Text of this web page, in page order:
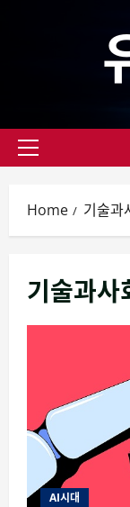
Primary
Home 기술과
기술과사
AI시대